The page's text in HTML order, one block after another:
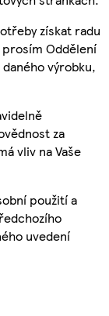
získat radu
Oddělení
výrobku,
za
vliv na Vaše
použití a
uvedení